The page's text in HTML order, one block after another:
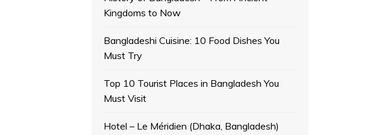
Kingdoms to Now
Bangladeshi Cuisine: 10 Food Dishes You
Must Try
Top 10 Tourist Places in Bangladesh You
Must Visit
Hotel – Le Méridien (Dhaka, Bangladesh)